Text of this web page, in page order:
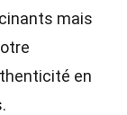
mais
en